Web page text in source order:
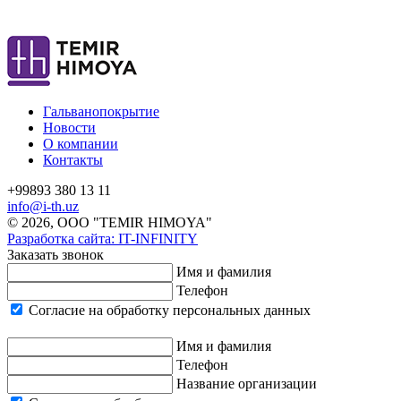
Гальванопокрытие
Новости
О компании
Контакты
+99893 380 13 11
info@i-th.uz
© 2026, ООО "TEMIR HIMOYA"
Разработка сайта: IT-INFINITY
Заказать звонок
Имя и фамилия
Телефон
Согласие на обработку персональных данных
Имя и фамилия
Телефон
Название организации